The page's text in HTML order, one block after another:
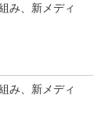
み、新メディ
み、新メディ